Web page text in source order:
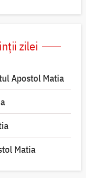
zilei
Apostol Matia
Matia